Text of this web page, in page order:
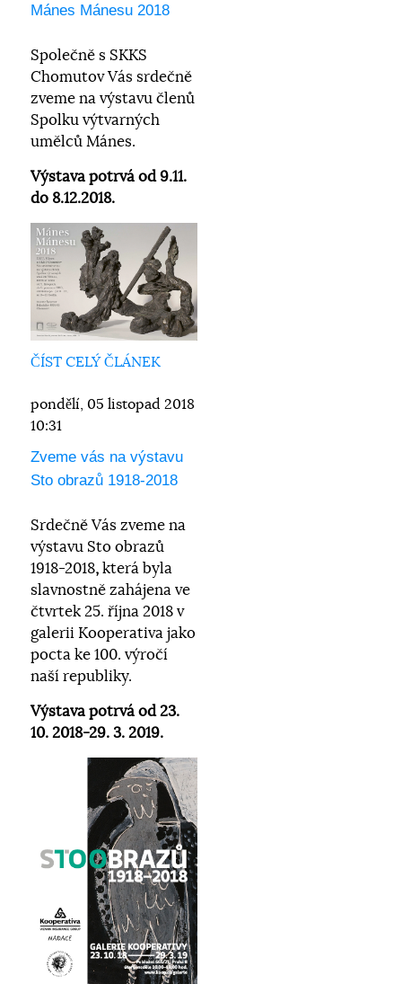
Mánes Mánesu 2018
Společně s SKKS
Chomutov Vás srdečně
zveme na výstavu členů
Spolku výtvarných
umělců Mánes.
Výstava potrvá od 9.11.
do 8.12.2018.
ČÍST CELÝ ČLÁNEK
pondělí, 05 listopad 2018
10:31
Zveme vás na výstavu
Sto obrazů 1918-2018
Srdečně Vás zveme na
výstavu Sto obrazů
1918-2018, která byla
slavnostně zahájena ve
čtvrtek 25. října 2018 v
galerii Kooperativa jako
pocta ke 100. výročí
naší republiky.
Výstava potrvá od23.
10. 2018-29. 3. 2019.